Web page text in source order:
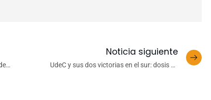
Noticia siguiente
UdeC y sus dos victorias en el sur: dosis de